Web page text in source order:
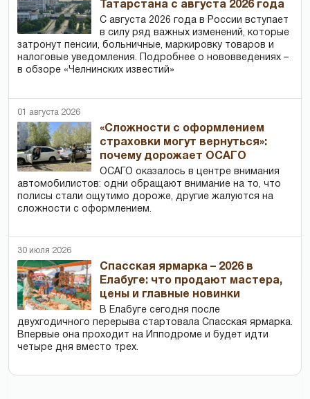
Татарстана с августа 2026 года
С августа 2026 года в России вступает
в силу ряд важных изменений, которые
затронут пенсии, больничные, маркировку товаров и
налоговые уведомления. Подробнее о нововведениях –
в обзоре «Челнинских известий»
01 августа 2026
«Сложности с оформлением
страховки могут вернуться»:
почему дорожает ОСАГО
ОСАГО оказалось в центре внимания
автомобилистов: одни обращают внимание на то, что
полисы стали ощутимо дороже, другие жалуются на
сложности с оформлением.
30 июля 2026
Спасская ярмарка – 2026 в
Елабуге: что продают мастера,
цены и главные новинки
В Елабуге сегодня после
двухгодичного перерыва стартовала Спасская ярмарка.
Впервые она проходит на Ипподроме и будет идти
четыре дня вместо трех.